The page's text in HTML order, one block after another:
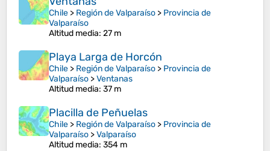
Chile > Región de Valparaíso > Provincia de
Valparaíso
Altitud media: 27 m
Playa Larga de Horcón
Chile > Región de Valparaíso > Provincia de
Valparaíso >Ventanas
Altitud media: 37 m
Placilla de Peñuelas
Chile > Región de Valparaíso > Provincia de
Valparaíso >Valparaíso
Altitud media: 354 m